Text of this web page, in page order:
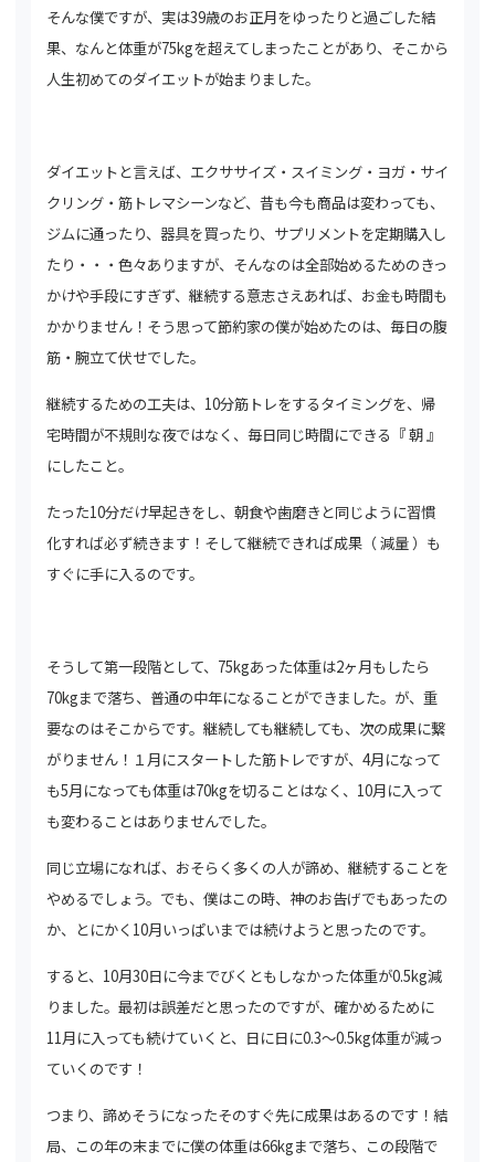
そんな僕ですが、実は39歳のお正月をゆったりと過ごした結
果、なんと体重が75kgを超えてしまったことがあり、 そこから
人生初めてのダイエットが始まりました。
ダイエットと言えば、エクササイズ・スイミング・ヨガ・サイ
クリング・筋トレマシーンなど、昔も今も商品は変わっても、
ジムに通ったり、 器具を買ったり、サプリメントを定期購入し
たり・・・色々ありますが、そんなのは全部始めるためのきっ
かけや手段にすぎず、 継続する意志さえあれば、お金も時間も
かかりません！そう思って節約家の僕が始めたのは、毎日の腹
筋・腕立て伏せでした。
継続するための工夫は、 10分筋トレをするタイミングを、帰
宅時間が不規則な夜ではなく、毎日同じ時間にできる『 朝 』
にしたこと。
たった10分だけ早起きをし、 朝食や歯磨きと同じように習慣
化すれば必ず続きます！そして継続できれば成果（ 減量 ）も
すぐに手に入るのです。
そうして第一段階として、 75kgあった体重は2ヶ月もしたら
70kgまで落ち、普通の中年になることができました。が、重
要なのはそこからです。継続しても継続しても、 次の成果に繋
がりません！１月にスタートした筋トレですが、4月になって
も5月になっても体重は70kgを切ることはなく、10月に入って
も変わる ことはありませんでした。
同じ立場になれば、おそらく多くの人が諦め、継続することを
やめるでしょう。でも、僕はこの時、神のお告げでもあったの
か、 とにかく10月いっぱいまでは続けようと思ったのです。
すると、10月30日に今までびくともしなかった体重が0.5kg減
りました。最初は誤差だと思ったのですが、確かめるために
11月に入っても続けていくと、日に日に0.3～0.5kg体重が減っ
ていくのです！
つまり、諦めそうになったそのすぐ先に成果はあるのです！結
局、この年の末までに僕の体重は66kgまで落ち、この段階で